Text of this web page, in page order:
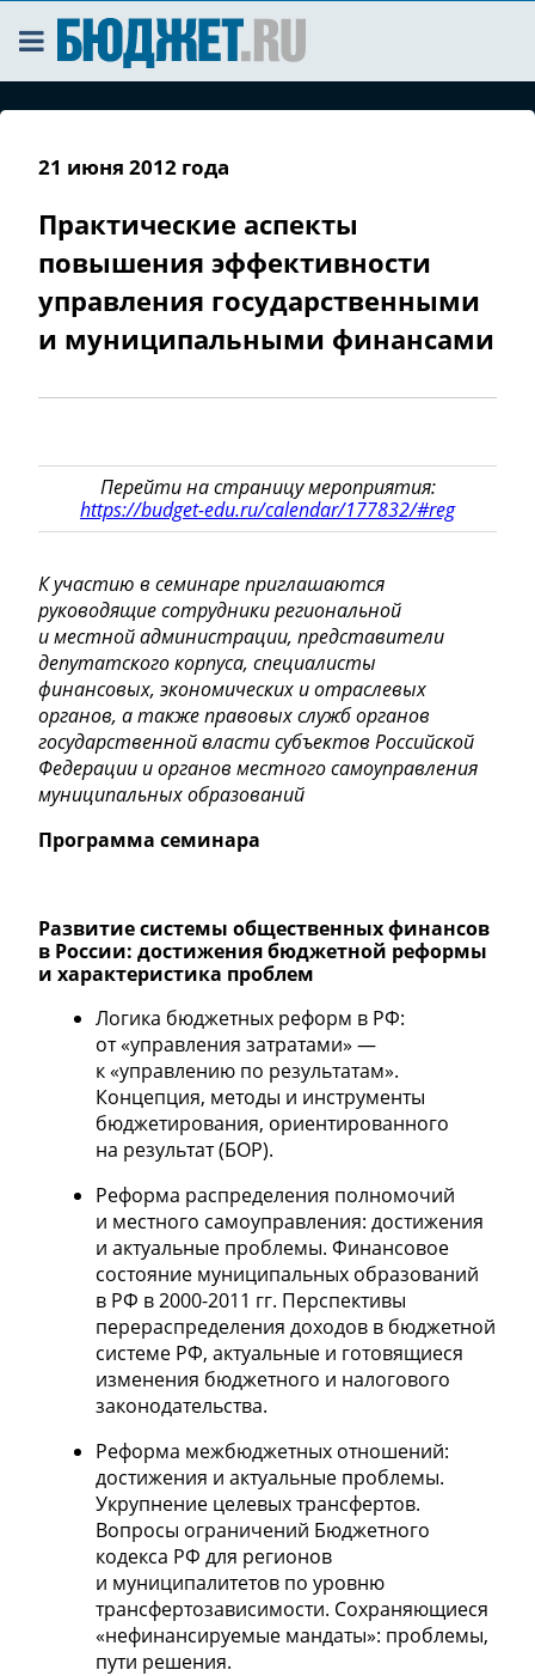
21 июня 2012 года
Практические аспекты
повышения эффективности
управления государственными
и муниципальными финансами
Перейти на страницу мероприятия:
https://budget-edu.ru/calendar/177832/#reg
К участию в семинаре приглашаются
руководящие сотрудники региональной
и местной администрации, представители
депутатского корпуса, специалисты
финансовых, экономических и отраслевых
органов, а также правовых служб органов
государственной власти субъектов Российской
Федерации и органов местного самоуправления
муниципальных образований
Программа семинара
Развитие системы общественных финансов
в России: достижения бюджетной реформы
и характеристика проблем
Логика бюджетных реформ в РФ:
от «управления затратами» —
к «управлению по результатам».
Концепция, методы и инструменты
бюджетирования, ориентированного
на результат (БОР).
Реформа распределения полномочий
и местного самоуправления: достижения
и актуальные проблемы. Финансовое
состояние муниципальных образований
в РФ в2000-2011 гг. Перспективы
перераспределения доходов в бюджетной
системе РФ, актуальные и готовящиеся
изменения бюджетного и налогового
законодательства.
Реформа межбюджетных отношений:
достижения и актуальные проблемы.
Укрупнение целевых трансфертов.
Вопросы ограничений Бюджетного
кодекса РФ для регионов
и муниципалитетов по уровню
трансфертозависимости. Сохраняющиеся
«нефинансируемые мандаты»: проблемы,
пути решения.